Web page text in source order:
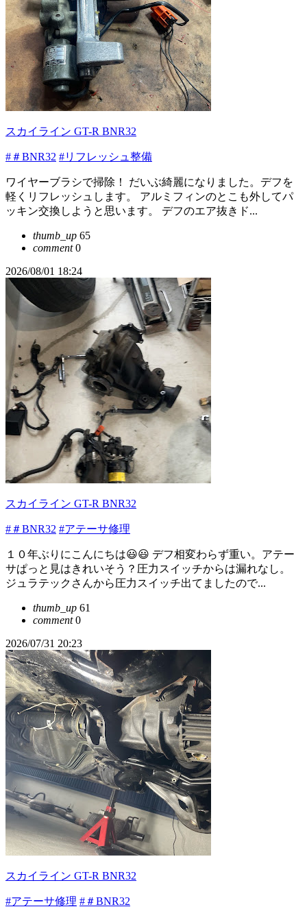
スカイライン GT-R BNR32
#＃BNR32 #リフレッシュ整備
ワイヤーブラシで掃除！ だいぶ綺麗になりました。デフを
軽くリフレッシュします。 アルミフィンのとこも外してパ
ッキン交換しようと思います。 デフのエア抜きド...
thumb_up 65
comment0
2026/08/01 18:24
スカイライン GT-R BNR32
#＃BNR32 #アテーサ修理
１０年ぶりにこんにちは😃😃 デフ相変わらず重い。アテー
サぱっと見はきれいそう？圧力スイッチからは漏れなし。
ジュラテックさんから圧力スイッチ出てましたので...
thumb_up 61
comment0
2026/07/31 20:23
スカイライン GT-R BNR32
#アテーサ修理 #＃BNR32